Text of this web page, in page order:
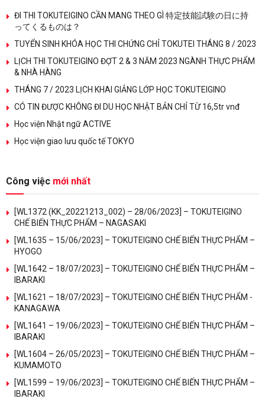
ĐI THI TOKUTEIGINO CẦN MANG THEO GÌ 特定技能試験の日に持
ってくるものは？
TUYỂN SINH KHÓA HỌC THI CHỨNG CHỈ TOKUTEI THÁNG 8 / 2023
LỊCH THI TOKUTEIGINO ĐỢT 2 & 3 NĂM 2023 NGÀNH THỰC PHẨM
& NHÀ HÀNG
THÁNG 7 / 2023 LỊCH KHAI GIẢNG LỚP HỌC TOKUTEIGINO
CÓ TIN ĐƯỢC KHÔNG ĐI DU HỌC NHẬT BẢN CHỈ TỪ 16,5tr vnđ
Học viện Nhật ngữ ACTIVE
Học viện giao lưu quốc tế TOKYO
Công việc mới nhất
[WL1372 (KK_20221213_002) – 28/06/2023] – TOKUTEIGINO
CHẾ BIẾN THỰC PHẨM – NAGASAKI
[WL1635 – 15/06/2023] – TOKUTEIGINO CHẾ BIẾN THỰC PHẨM –
HYOGO
[WL1642 – 18/07/2023] – TOKUTEIGINO CHẾ BIẾN THỰC PHẨM –
IBARAKI
[WL1621 – 18/07/2023] – TOKUTEIGINO CHẾ BIẾN THỰC PHẨM -
KANAGAWA
[WL1641 – 19/06/2023] – TOKUTEIGINO CHẾ BIẾN THỰC PHẨM –
IBARAKI
[WL1604 – 26/05/2023] – TOKUTEIGINO CHẾ BIẾN THỰC PHẨM –
KUMAMOTO
[WL1599 – 19/06/2023] – TOKUTEIGINO CHẾ BIẾN THỰC PHẨM –
IBARAKI